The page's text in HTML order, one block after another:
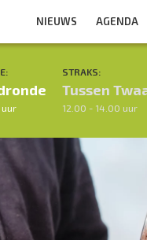
NIEUWS AGENDA
uur
STRAKS:
Tussen
12.00 - 14.00 uur